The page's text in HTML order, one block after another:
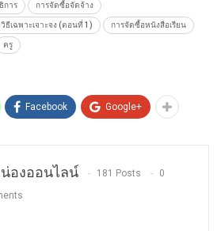
การ การจัดซื้อจัดจ้าง
ธีเฉพาะเจาะจง (ตอนที่ 1) การจัดซื้อหนังสือเรียน
ครู
Facebook Google+
องออนไลน์ 181 Posts
0